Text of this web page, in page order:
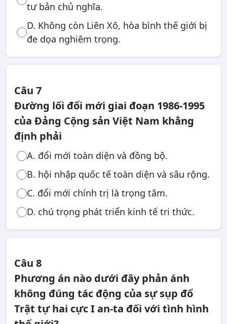
tư bản chủ nghĩa.
D. Không còn Liên Xô, hòa bình thế giới bị
đe dọa nghiêm trọng.
Câu 7
Đường lối đổi mới giai đoạn 1986-1995
của Đảng Cộng sản Việt Nam khẳng
định phải
A. đổi mới toàn diện và đồng bộ.
B. hội nhập quốc tế toàn diện và sâu rộng.
C. đổi mới chính trị là trọng tâm.
D. chú trọng phát triển kinh tế tri thức.
Câu 8
Phương án nào dưới đây phản ánh
không đúng tác động của sự sụp đổ
Trật tự hai cực I an-ta đối với tình hình